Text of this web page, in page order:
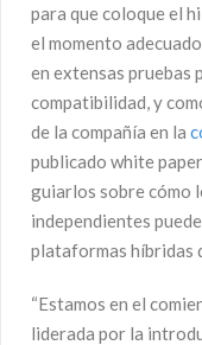
para que coloque el
el momento
en extensas pruebas
compatibilidad, y
de la compañía en la
publicado white
guiarlos sobre cómo
independientes
plataformas híbridas
“Estamos en el
liderada por la